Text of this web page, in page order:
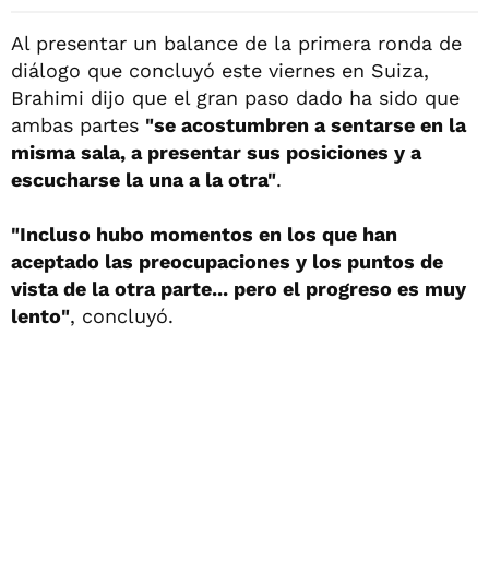
Al presentar un balance de la primera ronda de
diálogo que concluyó este viernes en Suiza,
Brahimi dijo que el gran paso dado ha sido que
ambas partes "se acostumbren a sentarse en la
misma sala, a presentar sus posiciones y a
escucharse la una a la otra".
"Incluso hubo momentos en los que han
aceptado las preocupaciones y los puntos de
vista de la otra parte... pero el progreso es muy
lento", concluyó.